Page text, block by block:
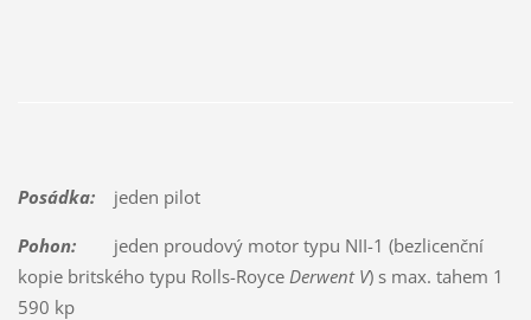
Posádka:jeden pilot
Pohon:jeden proudový motor typu NII-1 (bezlicenční
kopie britského typu Rolls-Royce Derwent V) s max. tahem 1
590 kp